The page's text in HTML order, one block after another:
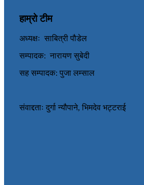
हाम्रो टीम
अध्यक्षः साबित्री पौडेल
सम्पादक: नारायण सुबेदी
सह सम्पादक: पुजा लम्साल
संवाद्दताः दुर्गा न्यौपाने, भिमदेव भट्टराई